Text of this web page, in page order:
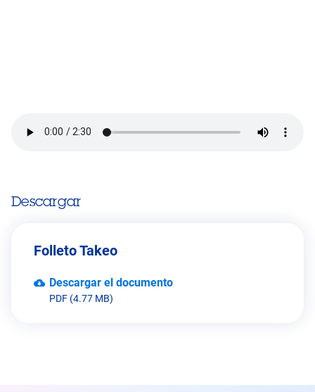
Descargar
Folleto Takeo
Descargar el documento
PDF (4.77 MB)